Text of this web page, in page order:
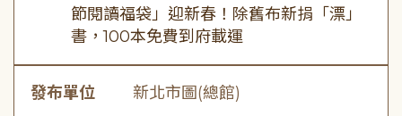
節閱讀福袋」迎新春！除舊布新捐「漂」
書，100本免費到府載運
發布單位 新北市圖(總館)